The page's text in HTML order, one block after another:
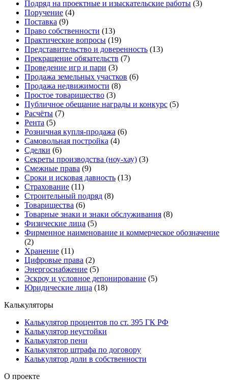
Подряд на проектные и изыскательские работы (3)
Поручение (4)
Поставка (9)
Право собственности (13)
Практические вопросы (19)
Представительство и доверенность (13)
Прекращение обязательств (7)
Проведение игр и пари (3)
Продажа земельных участков (6)
Продажа недвижимости (8)
Простое товарищество (3)
Публичное обещание награды и конкурс (5)
Расчёты (7)
Рента (5)
Розничная купля-продажа (6)
Самовольная постройка (4)
Сделки (6)
Секреты производства (ноу-хау) (3)
Смежные права (9)
Сроки и исковая давность (13)
Страхование (11)
Строительный подряд (8)
Товарищества (6)
Товарные знаки и знаки обслуживания (8)
Физические лица (5)
Фирменное наименование и коммерческое обозначение
(2)
Хранение (11)
Цифровые права (2)
Энергоснабжение (5)
Эскроу и условное депонирование (5)
Юридические лица (18)
Калькуляторы
Калькулятор процентов по ст. 395 ГК РФ
Калькулятор неустойки
Калькулятор пени
Калькулятор штрафа по договору
Калькулятор доли в собственности
О проекте